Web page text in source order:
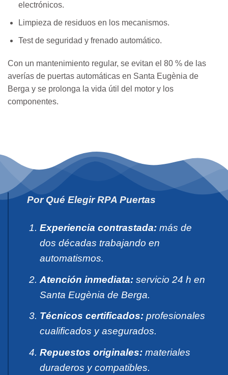
electrónicos.
Limpieza de residuos en los mecanismos.
Test de seguridad y frenado automático.
Con un mantenimiento regular, se evitan el 80 % de las
averías de puertas automáticas en Santa Eugènia de
Berga y se prolonga la vida útil del motor y los
componentes.
Por Qué Elegir RPA Puertas
Experiencia contrastada:más de
dos décadas trabajando en
automatismos.
Atención inmediata:servicio 24 h en
Santa Eugènia de Berga.
Técnicos certificados:profesionales
cualificados y asegurados.
Repuestos originales:materiales
duraderos y compatibles.